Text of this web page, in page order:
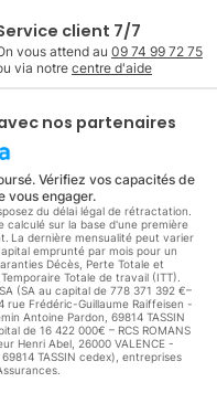
client 7/7
vous attend au 09 74 99 72 75
via notrecentre d'aide
nos partenaires
Vérifiez vos capacités de
vous engager.
du délai légal de rétractation.
sur la base d'une première
La dernière mensualité peut varier
emprunté par mois pour un
Décès, Perte Totale et
Totale de travail (ITT).
(SA au capital de 778 371 392 €–
rue Frédéric-Guillaume Raiffeisen -
Antoine Pardon, 69814 TASSIN
de 16 422 000€ – RCS ROMANS
Henri Abel, 26000 VALENCE -
TASSIN cedex), entreprises